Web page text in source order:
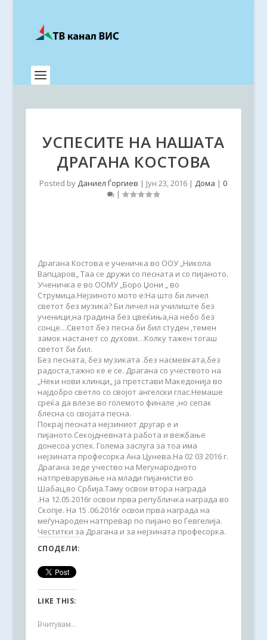
УСПЕСИТЕ НА НАШАТА
ДРАГАНА КОСТОВА
Posted by Даниел Ѓоргиев | Јун 23, 2016 | Дома |0
|
Драгана Костова е ученичка во ООУ „Никола
Вапцаров„ Таа се дружи со песната и со пијаното.
Ученичка е во ООМУ „Боро Џони „ во
Струмица.Нејзиното мото е:На што би личел
светот без музика? Би личел на училиште без
ученици,на градина без цвеќиња,на небо без
сонце…Светот без песна би бил студен ,темен
замок настанет со духови…Колку тажен тогаш
светот би бил.
Без песната, без музиката .без насмевката,без
радоста,тажно ке е се. Драгана со учеството на
„Неки нови клинци„ ја претстави Македонија во
најдобро светло со својот ангелски глас.Немаше
среќа да влезе во големото финале ,но сепак
блесна со својата песна.
Покрај песната нејзиниот другар е и
пијаното.Секојдневната работа и вежбање
донесоа успех. Голема заслуга за тоа има
нејзината професорка Ана Цунева.На 02 03 2016 г.
Драгaна зеде учество на Мегународното
натпреварување на млади пијанисти во
Шабац,во Србија.Таму освои втора награда
.На 12.05.2016г освои прва републичка награда во
Скопје. На 15 .06.2016г освои прва награда на
меѓународен натпревар по пијано во Гевгелија.
Честитки за Драгана и за нејзината професорка.
СПОДЕЛИ:
LIKE THIS:
Вчитувам...